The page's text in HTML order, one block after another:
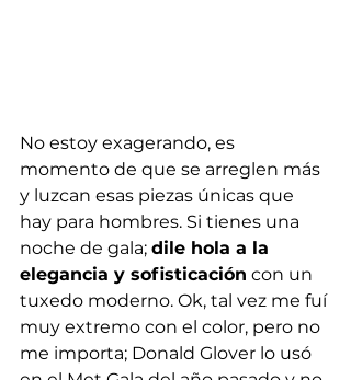
No estoy exagerando, es
momento de que se arreglen más
y luzcan esas piezas únicas que
hay para hombres. Si tienes una
noche de gala; dile hola a la
elegancia y sofisticación con un
tuxedo moderno. Ok, tal vez me fuí
muy extremo con el color, pero no
me importa; Donald Glover lo usó